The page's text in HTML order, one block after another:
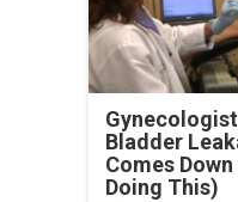
Bladder
Comes
Doing This)